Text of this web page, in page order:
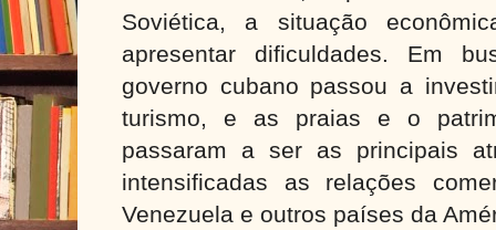
Soviética, a situação
apresentar dificuldades. Em
governo cubano passou a
turismo, e as praias e o
passaram a ser as principais
intensificadas as relações
Venezuela e outros países da